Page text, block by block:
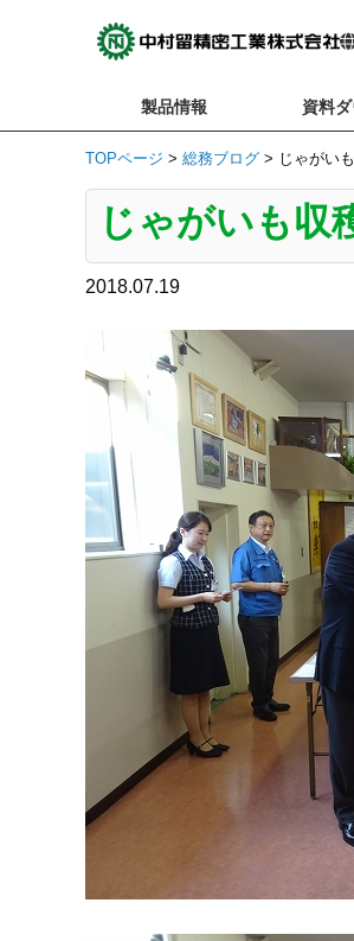
製品情報 資料
TOPページ > 総務ブログ > じゃがい
じゃがいも収
2018.07.19